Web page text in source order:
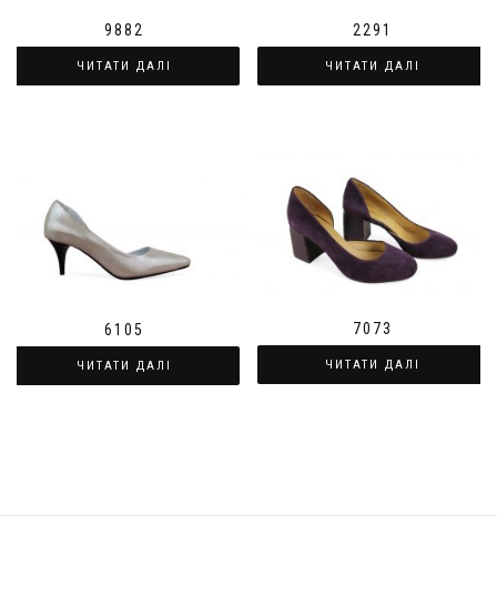
9882
ЧИТАТИ ДАЛІ
2291
ЧИТАТИ ДАЛІ
6105
ЧИТАТИ ДАЛІ
7073
ЧИТАТИ ДАЛІ